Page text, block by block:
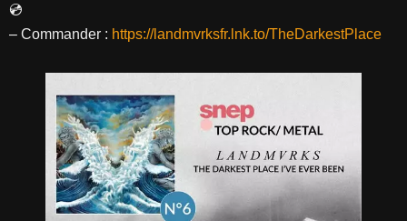
– Commander : https://landmvrksfr.lnk.to/TheDarkestPlace